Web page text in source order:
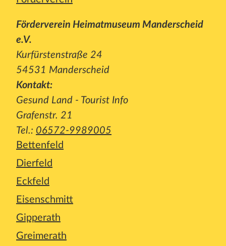
Förderverein Heimatmuseum Manderscheid
e.V.
Kurfürstenstraße 24
54531 Manderscheid
Kontakt:
Gesund Land - Tourist Info
Grafenstr. 21
Tel.: 06572-9989005
Bettenfeld
Dierfeld
Eckfeld
Eisenschmitt
Gipperath
Greimerath